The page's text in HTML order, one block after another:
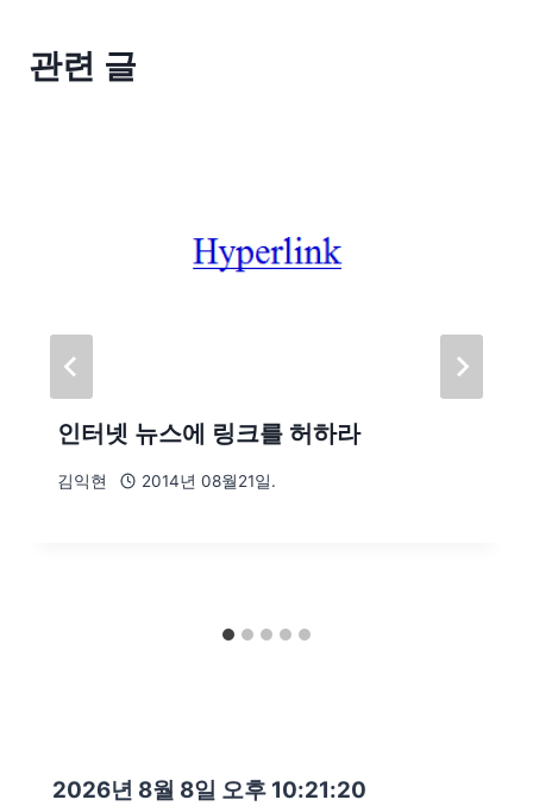
관련 글
인터넷 뉴스에 링크를 허하라
김익현 2014년 08월21일.
2026년 8월 8일 오후 10:21:21